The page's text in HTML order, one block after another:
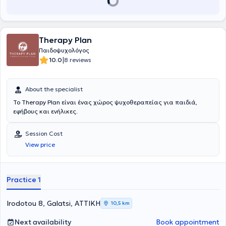
Therapy Plan
Παιδοψυχολόγος
10.0|8 reviews
About the specialist
To Therapy Plan είναι ένας χώρος ψυχοθεραπείας για παιδιά,
εφήβους και ενήλικες.
Session Cost
View price
Practice 1
Irodotou 8, Galatsi, ΑΤΤΙΚΗ 10,5 km
Next availability Book appointment